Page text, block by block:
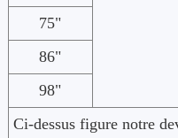
75"
86"
98"
Ci-dessus figure notre